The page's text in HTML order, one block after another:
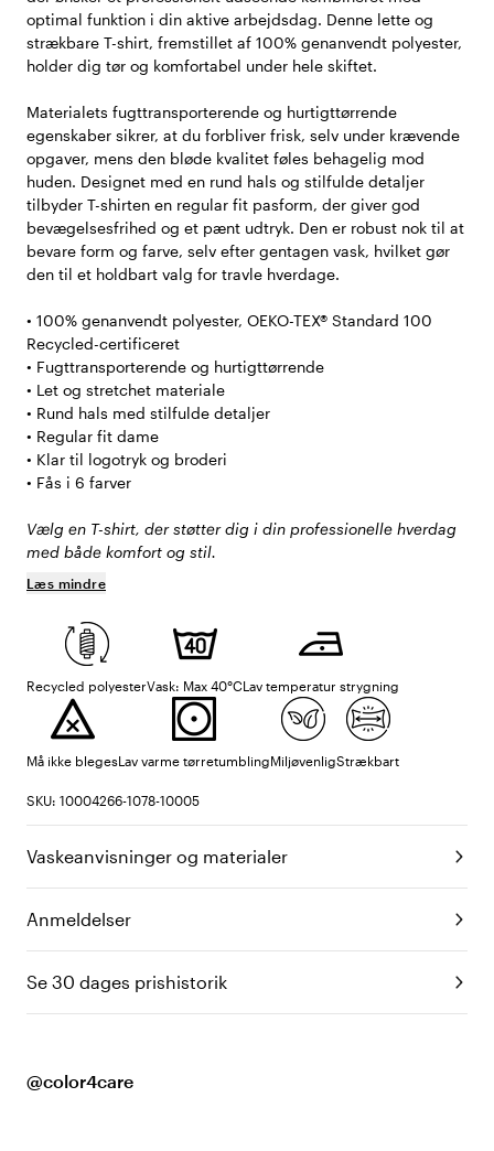
optimal funktion i din aktive arbejdsdag. Denne lette og
strækbare T-shirt, fremstillet af 100% genanvendt polyester,
holder dig tør og komfortabel under hele skiftet.
Materialets fugttransporterende og hurtigttørrende
egenskaber sikrer, at du forbliver frisk, selv under krævende
opgaver, mens den bløde kvalitet føles behagelig mod
huden. Designet med en rund hals og stilfulde detaljer
tilbyder T-shirten en regular fit pasform, der giver god
bevægelsesfrihed og et pænt udtryk. Den er robust nok til at
bevare form og farve, selv efter gentagen vask, hvilket gør
den til et holdbart valg for travle hverdage.
• 100% genanvendt polyester, OEKO-TEX® Standard 100
Recycled-certificeret
• Fugttransporterende og hurtigttørrende
• Let og stretchet materiale
• Rund hals med stilfulde detaljer
• Regular fit dame
• Klar til logotryk og broderi
• Fås i 6 farver
Vælg en T-shirt, der støtter dig i din professionelle hverdag
med både komfort og stil.
Læs mindre
Recycled polyesterVask: Max 40°CLav temperatur strygning
Må ikke blegesLav varme tørretumblingMiljøvenligStrækbart
SKU: 10004266-1078-10005
Vaskeanvisninger og materialer
Anmeldelser
Se 30 dages prishistorik
@color4care